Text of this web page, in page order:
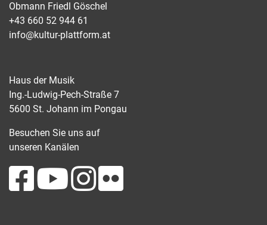
Obmann Friedl Göschel
+43 660 52 944 61
info@kultur-plattform.at
Haus der Musik
Ing.-Ludwig-Pech-Straße 7
5600 St. Johann im Pongau
Besuchen Sie uns auf
unseren Kanälen